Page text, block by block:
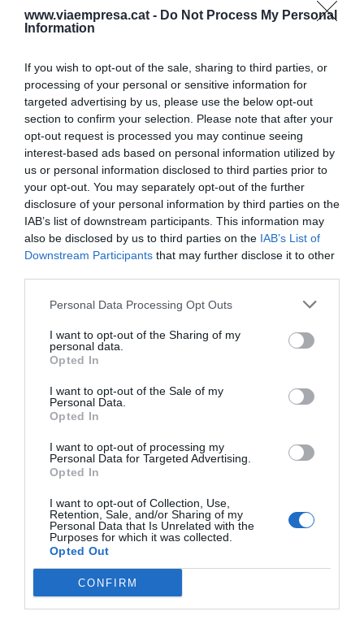
www.viaempresa.cat - Do Not Process My Personal
Information
If you wish to opt-out of the sale, sharing to third parties, or
processing of your personal or sensitive information for
targeted advertising by us, please use the below opt-out
section to confirm your selection. Please note that after your
opt-out request is processed you may continue seeing
interest-based ads based on personal information utilized by
us or personal information disclosed to third parties prior to
your opt-out. You may separately opt-out of the further
disclosure of your personal information by third parties on the
IAB’s list of downstream participants. This information may
also be disclosed by us to third parties on the IAB’s List of
Downstream Participants that may further disclose it to other
Personal Data Processing Opt Outs
I want to opt-out of the Sharing of my
personal data.
Opted In
I want to opt-out of the Sale of my
Personal Data.
Opted In
I want to opt-out of processing my
Personal Data for Targeted Advertising.
Opted In
I want to opt-out of Collection, Use,
Retention, Sale, and/or Sharing of my
Personal Data that Is Unrelated with the
Purposes for which it was collected.
Opted Out
CONFIRM
diagnostiquin les millors estratègies i
desplegaments operatius. Les dades seran
una línia de negoci apareix com especialment
disruptiva: la venda a través d’interfases de veu.
El màrqueting serà conversacional. Google ho va
demostrar en la seva espectacular convenció de
primavera, on es va demanar a un algoritme la
reserva d’hora per anar a la perruqueria, i aquest
va ser capaç de portar una conversa indistingible
d’una conversa humana. Es va superar en directe
l’anomenat “test de Türing”: una màquina parlava
només un exòtic altaveu intel·ligent
tancar llums a casa, sinó l’embrió d’una revolució
en els canals comercials i d’interacció amb les
màquines. Rebrem trucades
de telemàrqueting fetes per
indistingibles de
persones? S’acabaran els representants
comercials, o anar al supermercat? Farem les
comandes a Alexa i les rebrem a casa en unes
dels dracs.
I en acabar l’any, ens portem la decepció a la
qual estem acostumats per aquestes dates:
apareixen les noves estadístiques estatals d’R+D.